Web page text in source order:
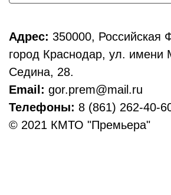
Адрес: 350000, Российская
город Краснодар, ул. имени
Седина, 28.
Email: gor.prem@mail.ru
Телефоны: 8 (861) 262-40-
© 2021 КМТО "Премьера"